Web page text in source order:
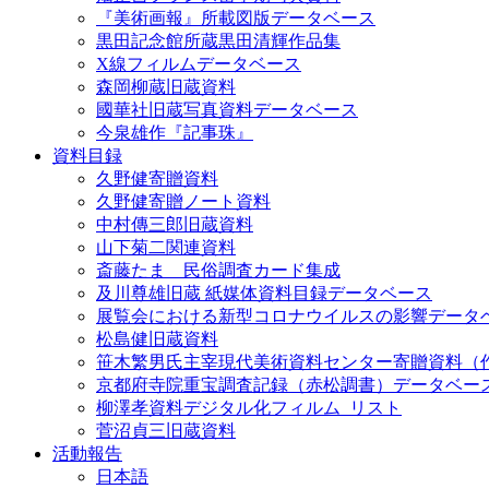
『美術画報』所載図版データベース
黒田記念館所蔵黒田清輝作品集
X線フィルムデータベース
森岡柳蔵旧蔵資料
國華社旧蔵写真資料データベース
今泉雄作『記事珠』
資料目録
久野健寄贈資料
久野健寄贈ノート資料
中村傳三郎旧蔵資料
山下菊二関連資料
斎藤たま 民俗調査カード集成
及川尊雄旧蔵 紙媒体資料目録データベース
展覧会における新型コロナウイルスの影響データ
松島健旧蔵資料
笹木繁男氏主宰現代美術資料センター寄贈資料（
京都府寺院重宝調査記録（赤松調書）データベー
柳澤孝資料デジタル化フィルム_リスト
菅沼貞三旧蔵資料
活動報告
日本語